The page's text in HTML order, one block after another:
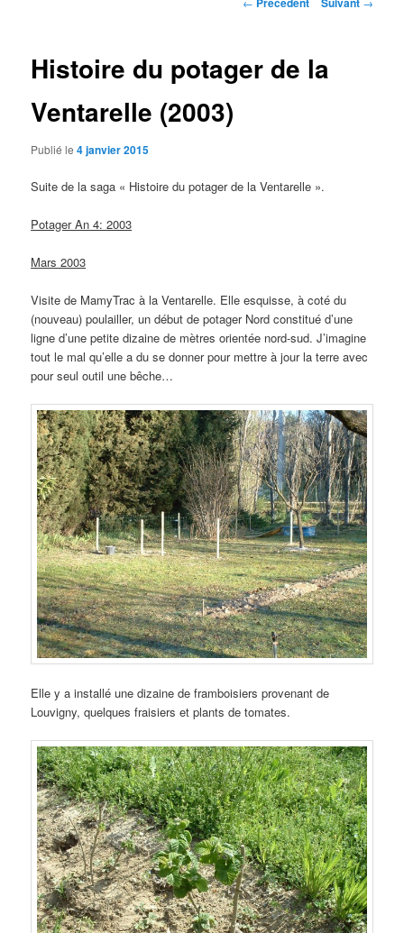
Histoire du potager de la
Ventarelle (2003)
Publié le4 janvier 2015
Suite de la saga « Histoire du potager de la Ventarelle ».
Potager An 4: 2003
Mars 2003
Visite de MamyTrac à la Ventarelle. Elle esquisse, à coté du
(nouveau) poulailler, un début de potager Nord constitué d’une
ligne d’une petite dizaine de mètres orientée nord-sud. J’imagine
tout le mal qu’elle a du se donner pour mettre à jour la terre avec
pour seul outil une bêche…
Elle y a installé une dizaine de framboisiers provenant de
Louvigny, quelques fraisiers et plants de tomates.